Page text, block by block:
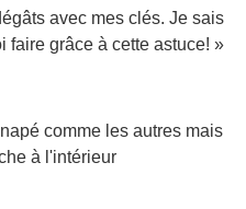
avec mes clés. Je sais
faire grâce à cette astuce! »
comme les autres mais
à l'intérieur